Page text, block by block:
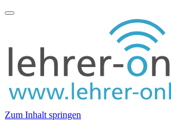
Zum Inhalt springen